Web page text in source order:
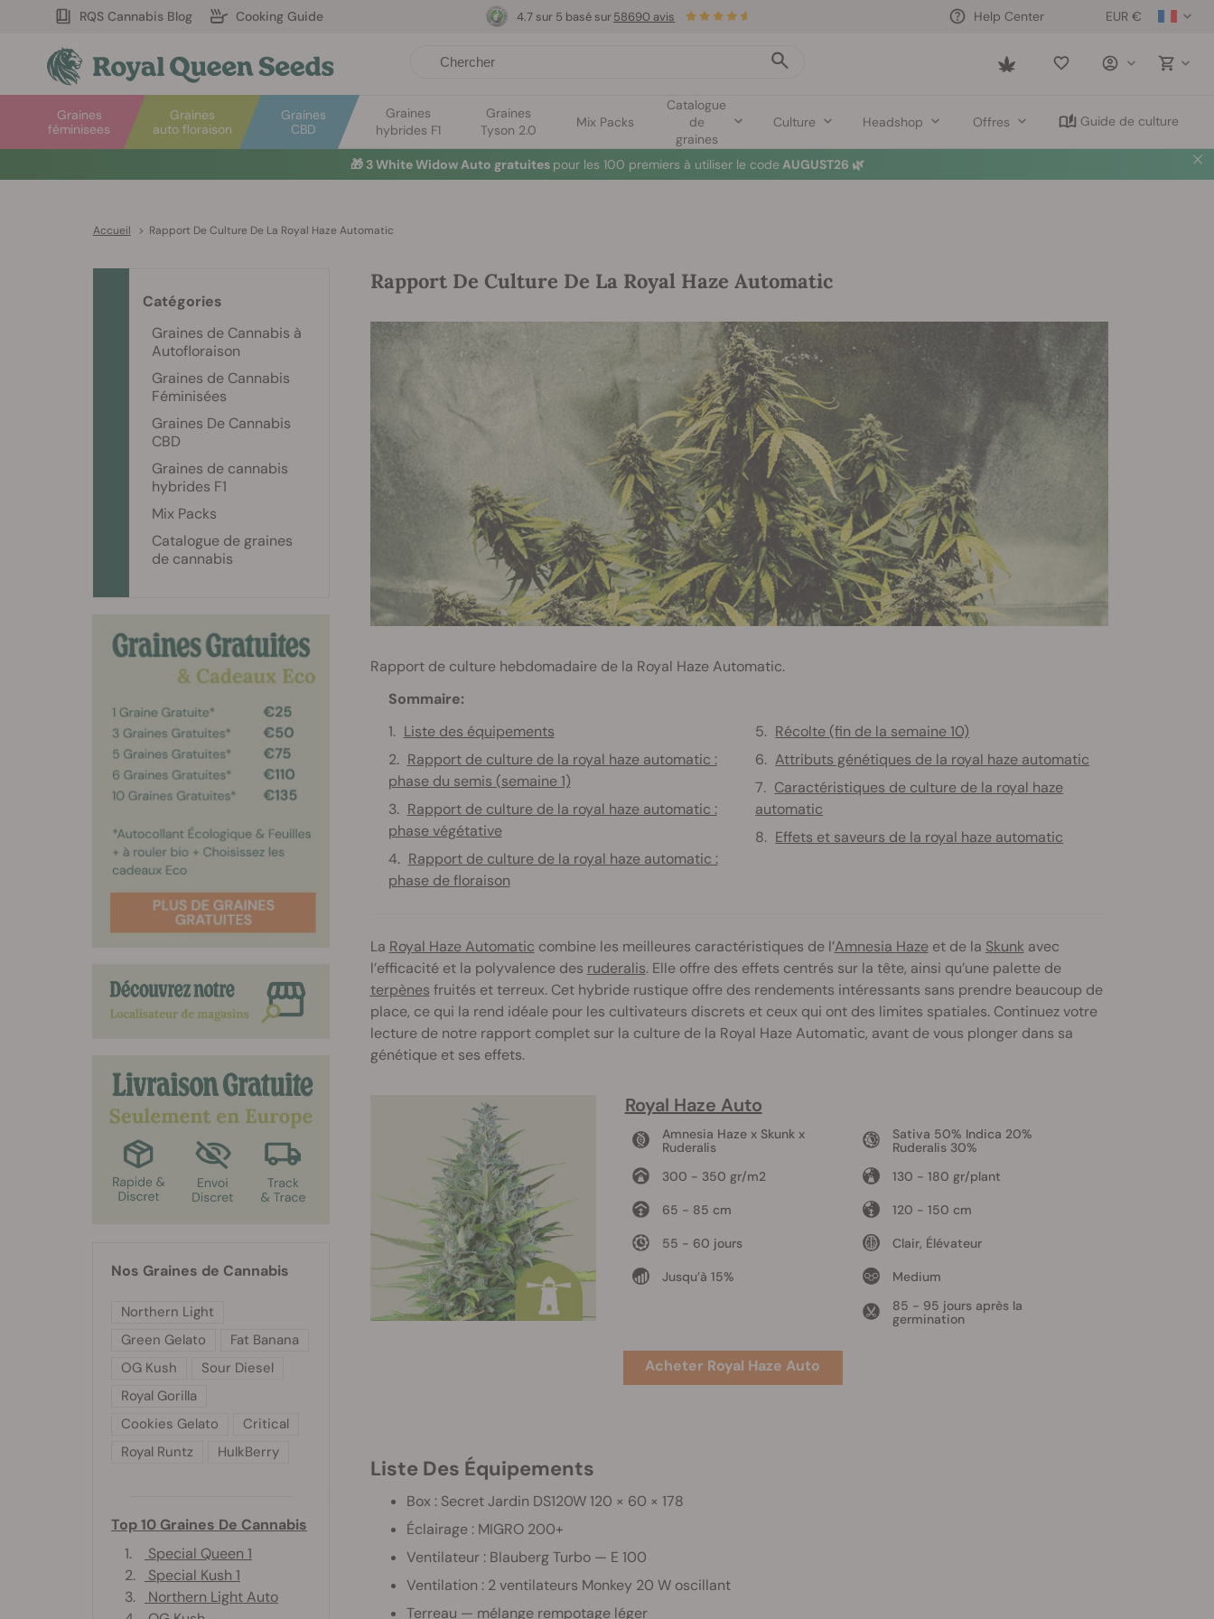
RQS Cannabis Blog Cooking Guide EUR €
Help Center
Saved
Graines
auto floraison
Graines
féminisees
Graines
CBD
Graines
hybrides F1
Graines
Tyson 2.0
Mix Packs
Catalogue
de
graines
Culture Headshop Offres Guide de culture
4.7 sur 5 basé sur58690 avis
🎁 3 White Widow Auto gratuites pour les 100 premiers à utiliser le code AUGUST26 🌿
Accueil > Rapport De Culture De La Royal Haze Automatic
Rapport De Culture De La Royal Haze Automatic
Rapport de culture hebdomadaire de la Royal Haze Automatic.
Sommaire:
Liste des équipements
Rapport de culture de la royal haze automatic :
phase du semis (semaine 1)
Rapport de culture de la royal haze automatic :
phase végétative
Rapport de culture de la royal haze automatic :
phase de floraison
Récolte (fin de la semaine 10)
Attributs génétiques de la royal haze automatic
Caractéristiques de culture de la royal haze
automatic
Effets et saveurs de la royal haze automatic
La Royal Haze Automatic combine les meilleures caractéristiques de l’Amnesia Hazeet de la Skunkavec
l’efficacité et la polyvalence des ruderalis. Elle offre des effets centrés sur la tête, ainsi qu’une palette de
terpènes fruités et terreux. Cet hybride rustique offre des rendements intéressants sans prendre beaucoup de
place, ce qui la rend idéale pour les cultivateurs discrets et ceux qui ont des limites spatiales. Continuez votre
lecture de notre rapport complet sur la culture de la Royal Haze Automatic, avant de vous plonger dans sa
génétique et ses effets.
Royal Haze Auto
Amnesia Haze x Skunk x
Ruderalis
300 - 350 gr/m2
65 - 85 cm
55 - 60 jours
Jusqu’à 15%
Sativa 50% Indica 20%
Ruderalis 30%
130 - 180 gr/plant
120 - 150 cm
Clair, Élévateur
Medium
85 - 95 jours après la
germination
Acheter Royal Haze Auto
Liste Des Équipements
Box : Secret Jardin DS120W 120 × 60 × 178
Éclairage : MIGRO 200+
Ventilateur : Blauberg Turbo — E 100
Ventilation : 2 ventilateurs Monkey 20 W oscillant
Terreau — mélange rempotage léger
Catégories
Graines de Cannabis à
Autofloraison
Graines de Cannabis
Féminisées
Graines De Cannabis
CBD
Graines de cannabis
hybrides F1
Mix Packs
Catalogue de graines
de cannabis
Nos Graines de Cannabis
Northern Light
Green Gelato
Fat Banana
OG Kush
Sour Diesel
Royal Gorilla
Cookies Gelato
Critical
Royal Runtz
HulkBerry
Top 10 Graines De Cannabis
1.
Special Queen 1
2.
Special Kush 1
3.
Northern Light Auto